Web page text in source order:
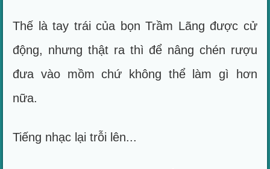
Thế là tay trái của bọn Trầm Lãng được cử
động, nhưng thật ra thì để nâng chén rượu
đưa vào mồm chứ không thể làm gì hơn
nữa.
Tiếng nhạc lại trỗi lên...